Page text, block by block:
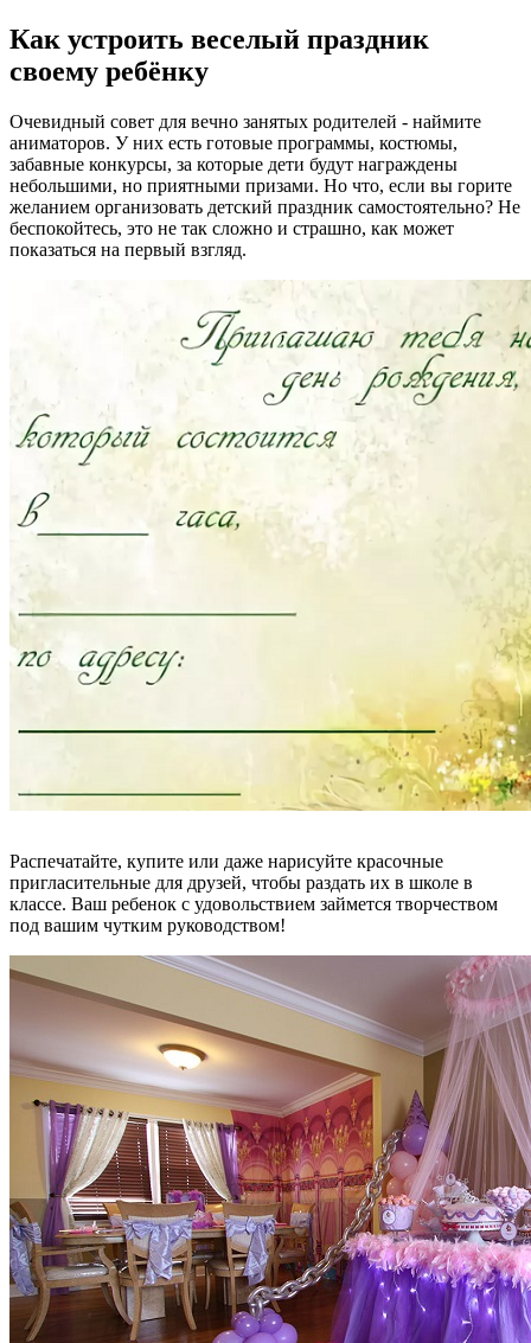
Как устроить веселый праздник
своему ребёнку
Очевидный совет для вечно занятых родителей - наймите
аниматоров. У них есть готовые программы, костюмы,
забавные конкурсы, за которые дети будут награждены
небольшими, но приятными призами. Но что, если вы горите
желанием организовать детский праздник самостоятельно? Не
беспокойтесь, это не так сложно и страшно, как может
показаться на первый взгляд.
Распечатайте, купите или даже нарисуйте красочные
пригласительные для друзей, чтобы раздать их в школе в
классе. Ваш ребенок с удовольствием займется творчеством
под вашим чутким руководством!